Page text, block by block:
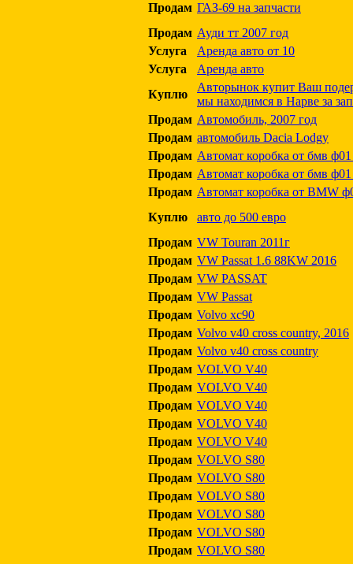
Продам ГАЗ-69 на запчасти
Продам Ауди тт 2007 год
Услуга
Аренда авто от 10
Услуга
Аренда авто
Куплю
Авторынок купит Ваш
мы находимся в Нарве за
Продам Автомобиль, 2007 год
Продам автомобиль Dacia Lodgy
Продам Автомат коробка от бмв
Продам Автомат коробка от бмв
Продам Автомат коробка от BMW
Куплю
авто до 500 евро
Продам VW Touran 2011г
Продам VW Passat 1.6 88KW 2016
Продам VW PASSAT
Продам VW Passat
Продам Volvo xc90
Продам Volvo v40 cross country, 2016
Продам Volvo v40 cross country
Продам VOLVO V40
Продам VOLVO V40
Продам VOLVO V40
Продам VOLVO V40
Продам VOLVO V40
Продам VOLVO S80
Продам VOLVO S80
Продам VOLVO S80
Продам VOLVO S80
Продам VOLVO S80
Продам VOLVO S80